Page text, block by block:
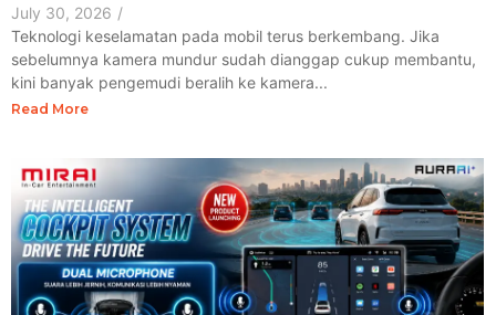
July 30, 2026 /
Teknologi keselamatan pada mobil terus berkembang. Jika
sebelumnya kamera mundur sudah dianggap cukup membantu,
kini banyak pengemudi beralih ke kamera...
Read More